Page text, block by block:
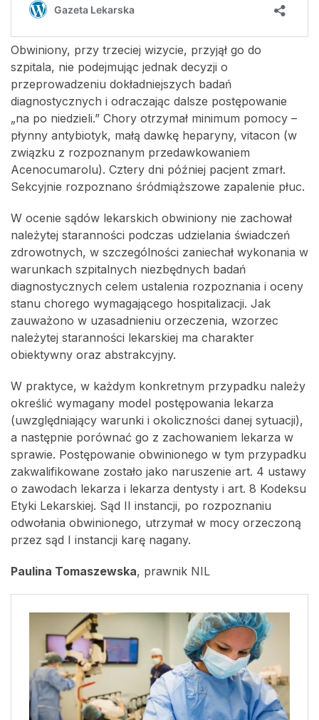
Obwiniony, przy trzeciej wizycie, przyjął go do
szpitala, nie podejmując jednak decyzji o
przeprowadzeniu dokładniejszych badań
diagnostycznych i odraczając dalsze postępowanie
„na po niedzieli.” Chory otrzymał minimum pomocy –
płynny antybiotyk, małą dawkę heparyny, vitacon (w
związku z rozpoznanym przedawkowaniem
Acenocumarolu). Cztery dni później pacjent zmarł.
Sekcyjnie rozpoznano śródmiąższowe zapalenie płuc.
W ocenie sądów lekarskich obwiniony nie zachował
należytej staranności podczas udzielania świadczeń
zdrowotnych, w szczególności zaniechał wykonania w
warunkach szpitalnych niezbędnych badań
diagnostycznych celem ustalenia rozpoznania i oceny
stanu chorego wymagającego hospitalizacji. Jak
zauważono w uzasadnieniu orzeczenia, wzorzec
należytej staranności lekarskiej ma charakter
obiektywny oraz abstrakcyjny.
W praktyce, w każdym konkretnym przypadku należy
określić wymagany model postępowania lekarza
(uwzględniający warunki i okoliczności danej sytuacji),
a następnie porównać go z zachowaniem lekarza w
sprawie. Postępowanie obwinionego w tym przypadku
zakwalifikowane zostało jako naruszenie art. 4 ustawy
o zawodach lekarza i lekarza dentysty i art. 8 Kodeksu
Etyki Lekarskiej. Sąd II instancji, po rozpoznaniu
odwołania obwinionego, utrzymał w mocy orzeczoną
przez sąd I instancji karę nagany.
Paulina Tomaszewska, prawnik NIL